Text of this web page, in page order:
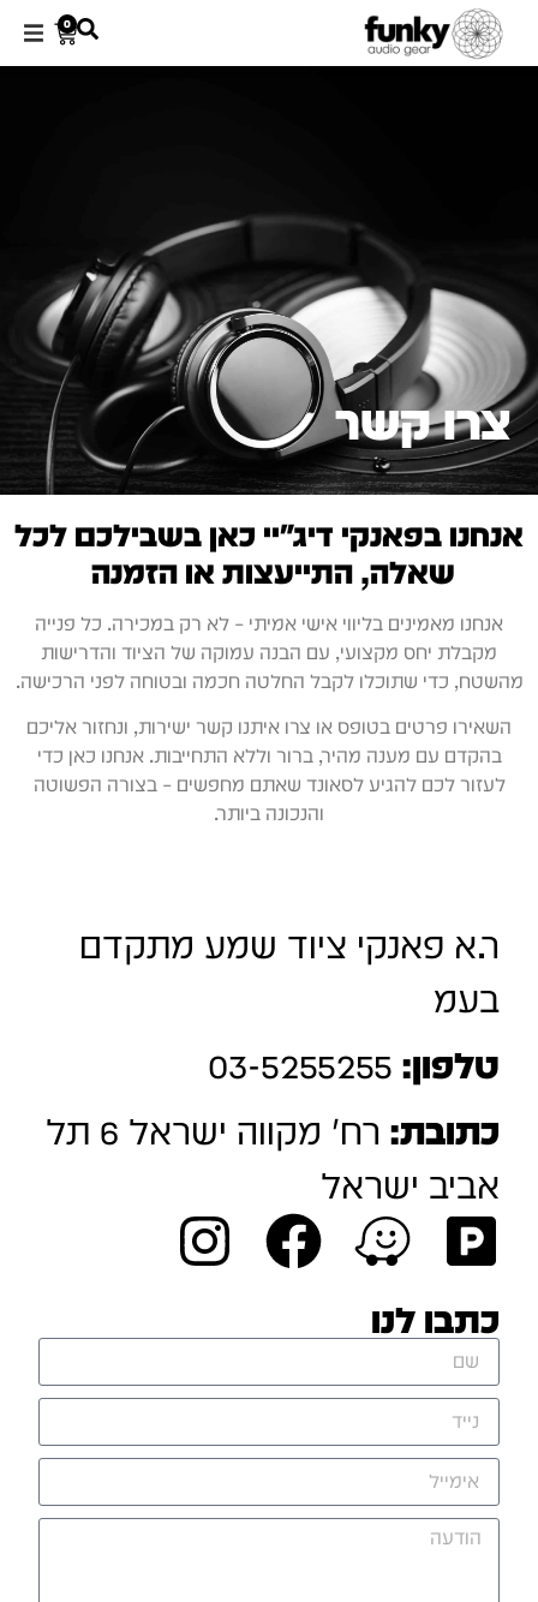
0
צרו קשר
אנחנו בפאנקי דיג׳יי כאן בשבילכם לכל
שאלה, התייעצות או הזמנה
אנחנו מאמינים בליווי אישי אמיתי – לא רק במכירה. כל פנייה
מקבלת יחס מקצועי, עם הבנה עמוקה של הציוד והדרישות
מהשטח, כדי שתוכלו לקבל החלטה חכמה ובטוחה לפני הרכישה.
השאירו פרטים בטופס או צרו איתנו קשר ישירות, ונחזור אליכם
בהקדם עם מענה מהיר, ברור וללא התחייבות. אנחנו כאן כדי
לעזור לכם להגיע לסאונד שאתם מחפשים – בצורה הפשוטה
והנכונה ביותר.
ר.א פאנקי ציוד שמע מתקדם
בעמ
טלפון: 03-5255255
כתובת:
רח' מקווה ישראל 6 תל
אביב ישראל
כתבו לנו